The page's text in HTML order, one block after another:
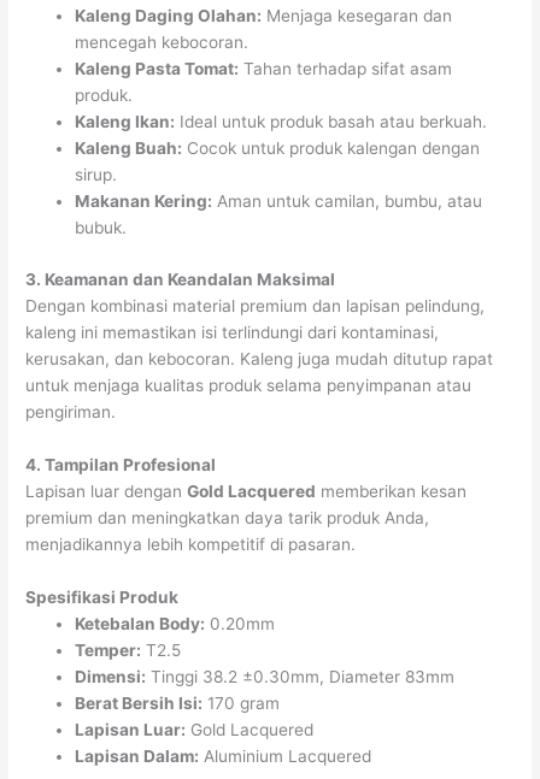
Kaleng Daging Olahan: Menjaga kesegaran dan
mencegah kebocoran.
Kaleng Pasta Tomat: Tahan terhadap sifat asam
produk.
Kaleng Ikan: Ideal untuk produk basah atau berkuah.
Kaleng Buah: Cocok untuk produk kalengan dengan
sirup.
Makanan Kering: Aman untuk camilan, bumbu, atau
bubuk.
3. Keamanan dan Keandalan Maksimal
Dengan kombinasi material premium dan lapisan pelindung,
kaleng ini memastikan isi terlindungi dari kontaminasi,
kerusakan, dan kebocoran. Kaleng juga mudah ditutup rapat
untuk menjaga kualitas produk selama penyimpanan atau
pengiriman.
4. Tampilan Profesional
Lapisan luar denganGold Lacquered memberikan kesan
premium dan meningkatkan daya tarik produk Anda,
menjadikannya lebih kompetitif di pasaran.
Spesifikasi Produk
Ketebalan Body: 0.20mm
Temper: T2.5
Dimensi: Tinggi 38.2 ±0.30mm, Diameter 83mm
Berat Bersih Isi: 170 gram
Lapisan Luar: Gold Lacquered
Lapisan Dalam: Aluminium Lacquered